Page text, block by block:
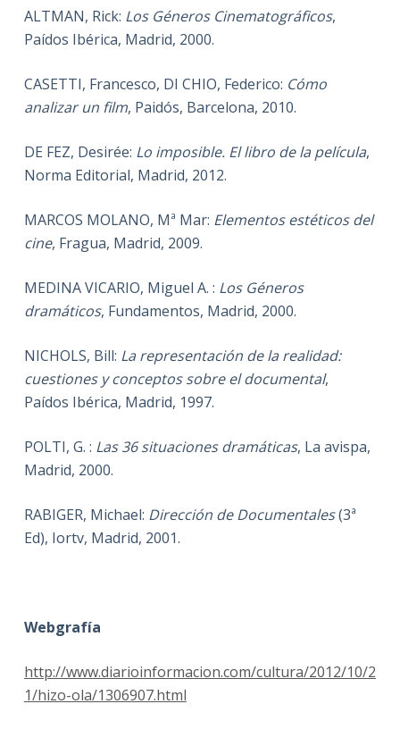
ALTMAN, Rick: Los Géneros Cinematográficos,
Paídos Ibérica, Madrid, 2000.
CASETTI, Francesco, DI CHIO, Federico: Cómo
analizar un film, Paidós, Barcelona, 2010.
DE FEZ, Desirée: Lo imposible. El libro de la película,
Norma Editorial, Madrid, 2012.
MARCOS MOLANO, Mª Mar: Elementos estéticos del
cine, Fragua, Madrid, 2009.
MEDINA VICARIO, Miguel A. : Los Géneros
dramáticos, Fundamentos, Madrid, 2000.
NICHOLS, Bill: La representación de la realidad:
cuestiones y conceptos sobre el documental,
Paídos Ibérica, Madrid, 1997.
POLTI, G. : Las 36 situaciones dramáticas, La avispa,
Madrid, 2000.
RABIGER, Michael: Dirección de Documentales(3ª
Ed), Iortv, Madrid, 2001.
Webgrafía
http://www.diarioinformacion.com/cultura/2012/10/2
1/hizo-ola/1306907.html